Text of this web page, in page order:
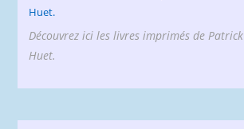
Découvrez ici les livres imprimés de Patrick
Huet.